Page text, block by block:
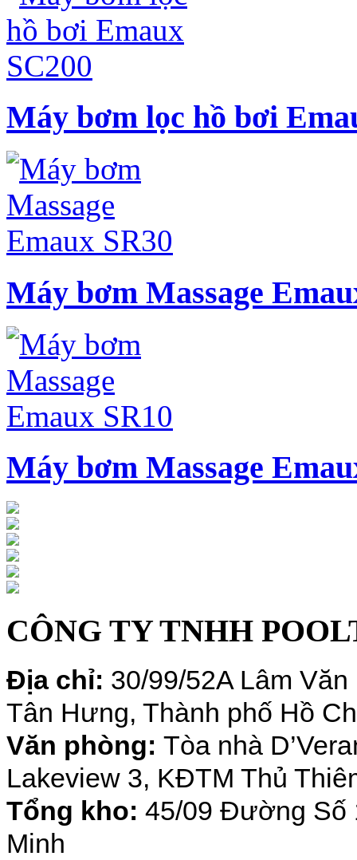
Máy bơm lọc hồ bơi
Máy bơm Massage
Máy bơm Massage
CÔNG TY TNHH
Địa chỉ: 30/99/52A Lâm
Tân Hưng, Thành phố Hồ
Văn phòng: Tòa nhà
Lakeview 3, KĐTM Thủ
Tổng kho: 45/09 Đường Số
Minh